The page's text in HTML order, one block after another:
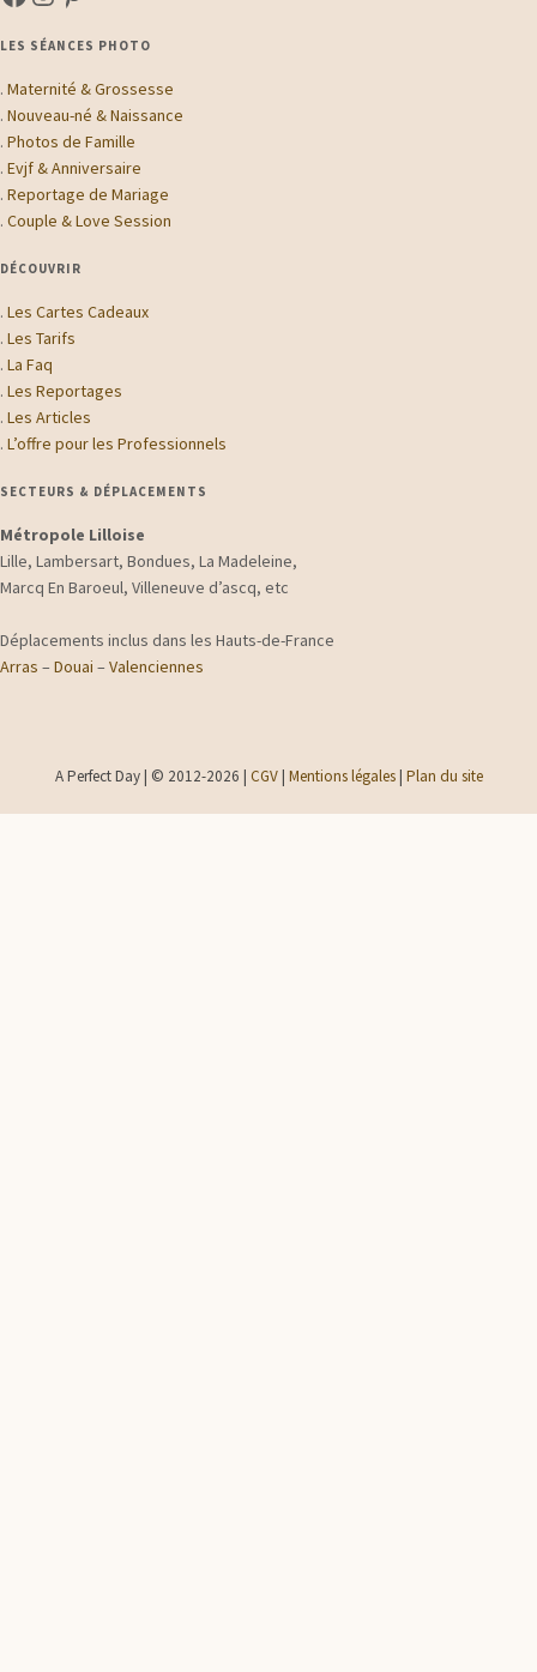
LES SÉANCES PHOTO
.Maternité & Grossesse
.Nouveau-né & Naissance
.Photos de Famille
.Evjf & Anniversaire
.Reportage de Mariage
.Couple & Love Session
DÉCOUVRIR
.Les Cartes Cadeaux
.Les Tarifs
.La Faq
.Les Reportages
.Les Articles
.L’offre pour les Professionnels
SECTEURS & DÉPLACEMENTS
Métropole Lilloise
Lille, Lambersart, Bondues, La Madeleine,
Marcq En Baroeul, Villeneuve d’ascq, etc
Déplacements inclus dans les Hauts-de-France
Arras –Douai –Valenciennes
A Perfect Day | © 2012-2026 | CGV| Mentions légales| Plan du site